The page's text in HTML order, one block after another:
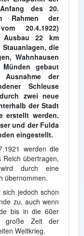
des 20.
Rahmen der
20.4.1922)
Ausbau 22 km
die
Wahnhausen
gebaut
der
Schleuse
zwei neue
der Stadt
erstellt werden.
und der Fulda
eingestellt.
werden die
übertragen,
durch eine
übernommen.
jedoch schon
zu, auch wenn
bis in die 60er
große Zeit der
Weltkrieg.